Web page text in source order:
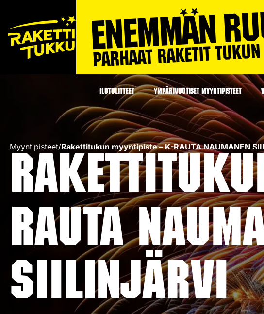
ILOTULITTEET YMPÄRIVUOTISET MYYNTIPISTEET
Myyntipisteet/Rakettitukun myyntipiste – K-RAUTA NAUMANEN
RAUTA
SIILINJÄRVI